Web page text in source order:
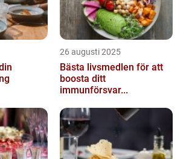
26 augusti 2025
Bästa livsmedlen för att
boosta ditt
immunförsvar...